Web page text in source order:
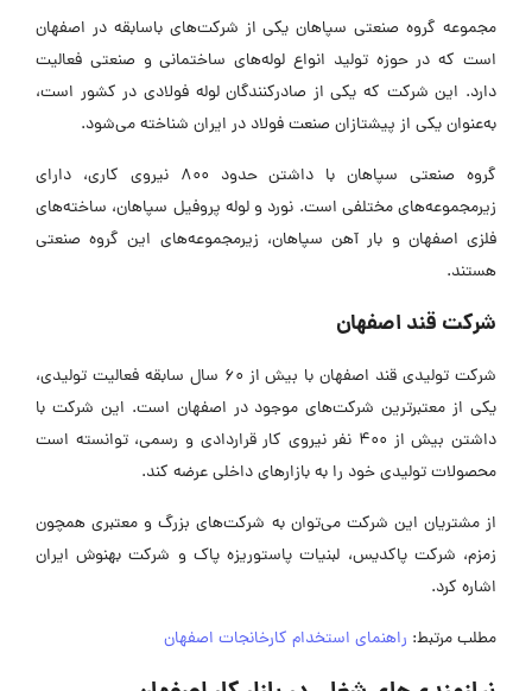
مجموعه گروه صنعتی سپاهان یکی از شرکت‌های باسابقه در اصفهان
است که در حوزه تولید انواع لوله‌های ساختمانی و صنعتی فعالیت
دارد. این شرکت که یکی از صادرکنندگان لوله فولادی در کشور است،
به‌عنوان یکی از پیشتازان صنعت فولاد در ایران شناخته می‌شود.
گروه صنعتی سپاهان با داشتن حدود 800 نیروی کاری، دارای
زیرمجموعه‌های مختلفی است. نورد و لوله پروفیل سپاهان، ساخته‌های
فلزی اصفهان و بار آهن سپاهان، زیرمجموعه‌های این گروه صنعتی
هستند.
شرکت قند اصفهان
شرکت تولیدی قند اصفهان با بیش از 60 سال سابقه فعالیت تولیدی،
یکی از معتبرترین شرکت‌های موجود در اصفهان است. این شرکت با
داشتن بیش از 400 نفر نیروی کار قراردادی و رسمی، توانسته است
محصولات تولیدی خود را به بازارهای داخلی عرضه کند.
از مشتریان این شرکت می‌توان به شرکت‌های بزرگ و معتبری همچون
زمزم، شرکت پاکدیس، لبنیات پاستوریزه پاک و شرکت بهنوش ایران
اشاره کرد.
مطلب مرتبط: راهنمای استخدام کارخانجات اصفهان